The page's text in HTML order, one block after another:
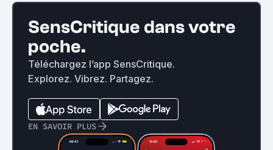
SensCritique dans votre
poche.
Téléchargez l’app SensCritique.
Explorez. Vibrez. Partagez.
EN SAVOIR PLUS